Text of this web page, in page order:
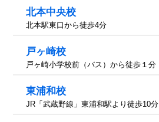
北本中央校
北本駅東口から徒歩4分
戸ヶ崎校
戸ヶ崎小学校前（バス）から徒歩１分
東浦和校
JR「武蔵野線」東浦和駅より徒歩10分